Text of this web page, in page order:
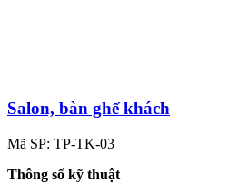
Salon, bàn ghế khách
Mã SP: TP-TK-03
Thông số kỹ thuật